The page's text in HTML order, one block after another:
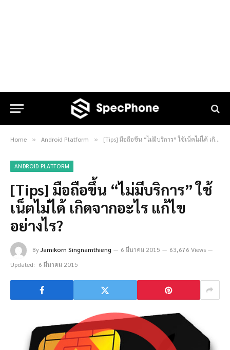
Home » Android Platform » [Tips] มือถือขึ้น “ไม่มีบริการ” ใช้เน็ตไม่ได้ เกิดจากอะไร แก้ไขอย่างไร?
ANDROID PLATFORM
[Tips] มือถือขึ้น “ไม่มีบริการ” ใช้
เน็ตไม่ได้ เกิดจากอะไร แก้ไข
อย่างไร?
ByJamikorn Singnamthieng 6 มีนาคม 2015
63,676 Views
Updated: 6 มีนาคม 2015